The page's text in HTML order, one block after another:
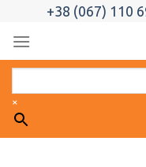
content
+38 (067) 110
×